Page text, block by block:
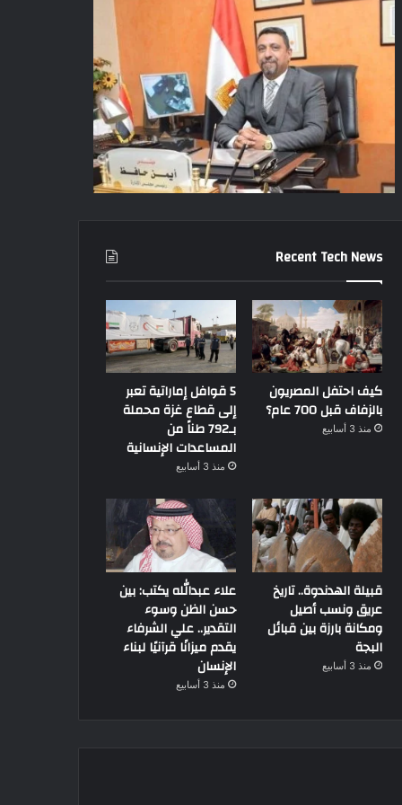
محمد السادس
مراكش
منذ 4 أسابيع 30 يوليو، 2022
Recent Tech News
كيف احتفل المصريون
بالزفاف قبل 700 عام؟
منذ 3 أسابيع
5 قوافل إماراتية تعبر
إلى قطاع غزة محملة
بـ792 طناً من
المساعدات الإنسانية
منذ 3 أسابيع
قبيلة الهدندوة.. تاريخ
عريق ونسب أصيل
ومكانة بارزة بين قبائل
البجة
منذ 3 أسابيع
علاء عبدالله يكتب: بين
حسن الظن وسوء
التقدير.. علي الشرفاء
يقدم ميزانًا قرآنيًا لبناء
الإنسان
منذ 3 أسابيع